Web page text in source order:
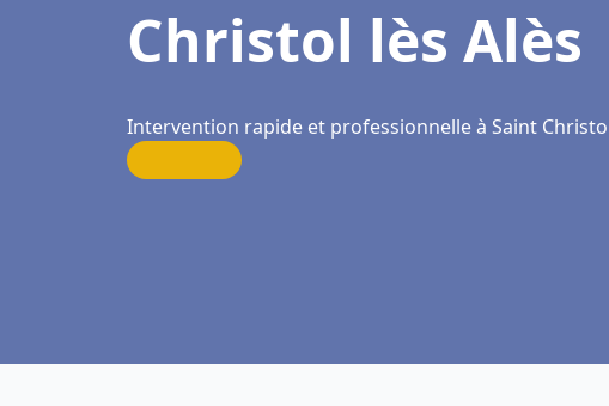
Christol lès Alès
Intervention rapide et professionnelle à Saint